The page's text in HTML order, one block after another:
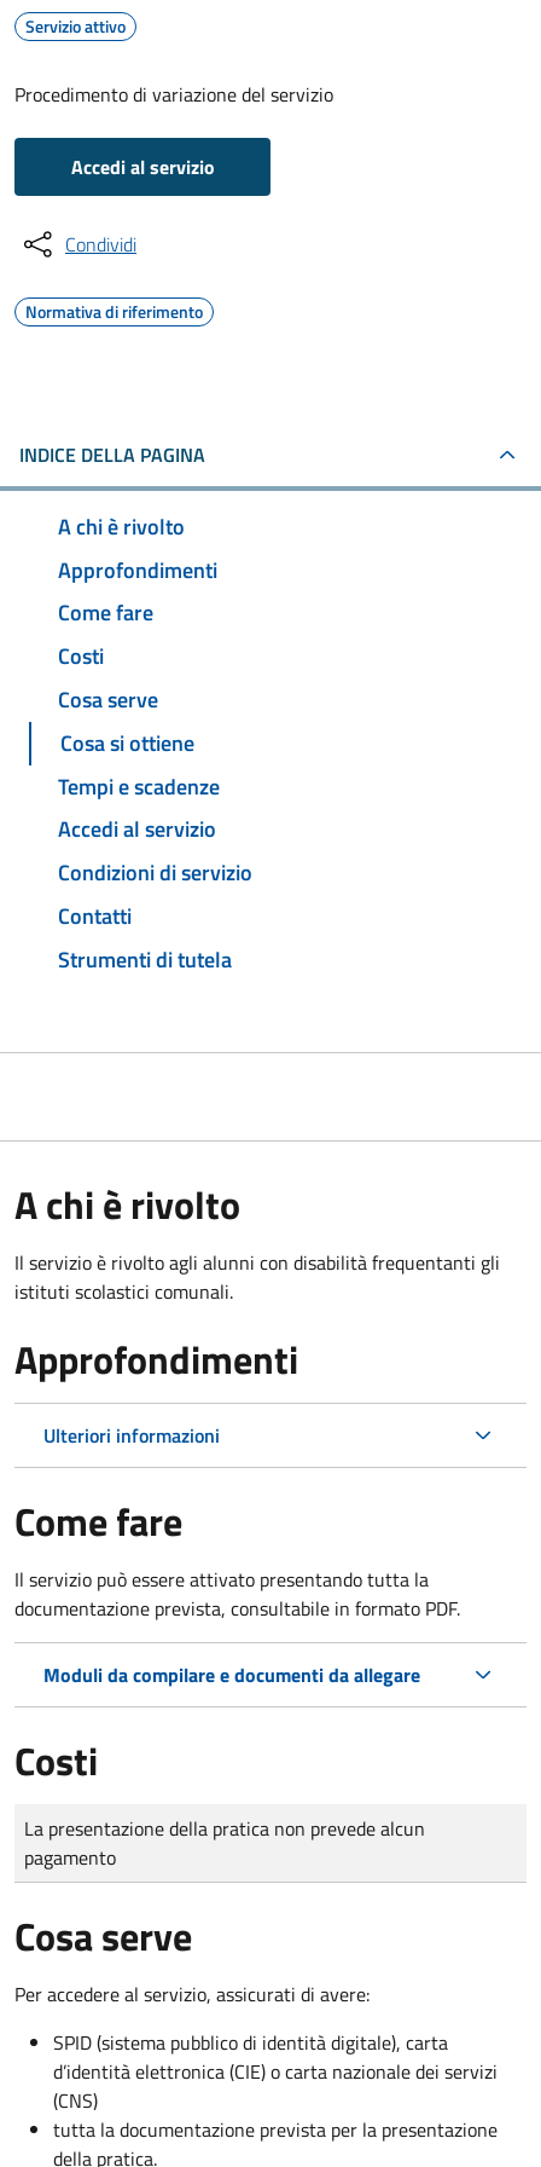
Servizio attivo
Procedimento di variazione del servizio
Accedi al servizio
Condividi
Normativa di riferimento
INDICE DELLA PAGINA
A chi è rivolto
Approfondimenti
Come fare
Costi
Cosa serve
Cosa si ottiene
Tempi e scadenze
Accedi al servizio
Condizioni di servizio
Contatti
Strumenti di tutela
A chi è rivolto
Il servizio è rivolto agli alunni con disabilità frequentanti gli
istituti scolastici comunali.
Approfondimenti
Ulteriori informazioni
Come fare
Il servizio può essere attivato presentando tutta la
documentazione prevista, consultabile in formato PDF.
Moduli da compilare e documenti da allegare
Costi
Tipo di pagamento
Importo
La presentazione della pratica non prevede alcun
pagamento
Cosa serve
Per accedere al servizio, assicurati di avere:
SPID (sistema pubblico di identità digitale), carta
d’identità elettronica (CIE) o carta nazionale dei servizi
(CNS)
tutta la documentazione prevista per la presentazione
della pratica.